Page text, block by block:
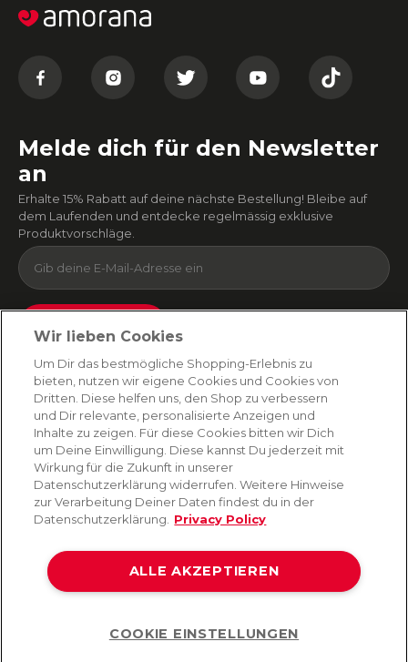
Melde dich für den Newsletter
an
Erhalte 15% Rabatt auf deine nächste Bestellung! Bleibe auf
dem Laufenden und entdecke regelmässig exklusive
Produktvorschläge.
Absenden
Du kannst dich jederzeit von unserem Newsletter abmelden. Indem du fortfährst, stimmst
du unseren E-Mail-Bedingungenund Datenschutzbestimmungen zu
AMORANA
MARKEN
SERVICE
Wir lieben Cookies
Um Dir das bestmögliche Shopping-Erlebnis zu
bieten, nutzen wir eigene Cookies und Cookies von
Dritten. Diese helfen uns, den Shop zu verbessern
und Dir relevante, personalisierte Anzeigen und
Inhalte zu zeigen. Für diese Cookies bitten wir Dich
um Deine Einwilligung. Diese kannst Du jederzeit mit
Wirkung für die Zukunft in unserer
Datenschutzerklärung widerrufen. Weitere Hinweise
zur Verarbeitung Deiner Daten findest du in der
Datenschutzerklärung.
Privacy Policy
ALLE AKZEPTIEREN
COOKIE EINSTELLUNGEN